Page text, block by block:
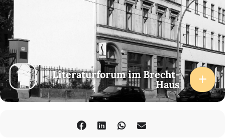
Literaturforum im Brecht-
Haus